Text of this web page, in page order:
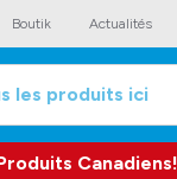
Boutik Actualités
les produits ici
Canadiens!